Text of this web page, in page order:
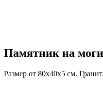
Памятник на
Размер от 80х40х5 см.